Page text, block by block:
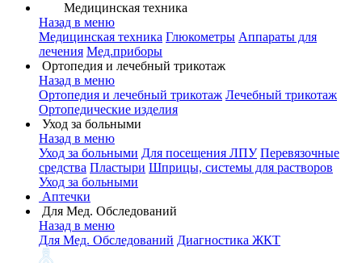
Медицинская техника
Назад в меню
Медицинская техника Глюкометры Аппараты для
лечения Мед.приборы
Ортопедия и лечебный трикотаж
Назад в меню
Ортопедия и лечебный трикотаж Лечебный трикотаж
Ортопедические изделия
Уход за больными
Назад в меню
Уход за больными Для посещения ЛПУ Перевязочные
средства Пластыри Шприцы, системы для растворов
Уход за больными
Аптечки
Для Мед. Обследований
Назад в меню
Для Мед. Обследований Диагностика ЖКТ